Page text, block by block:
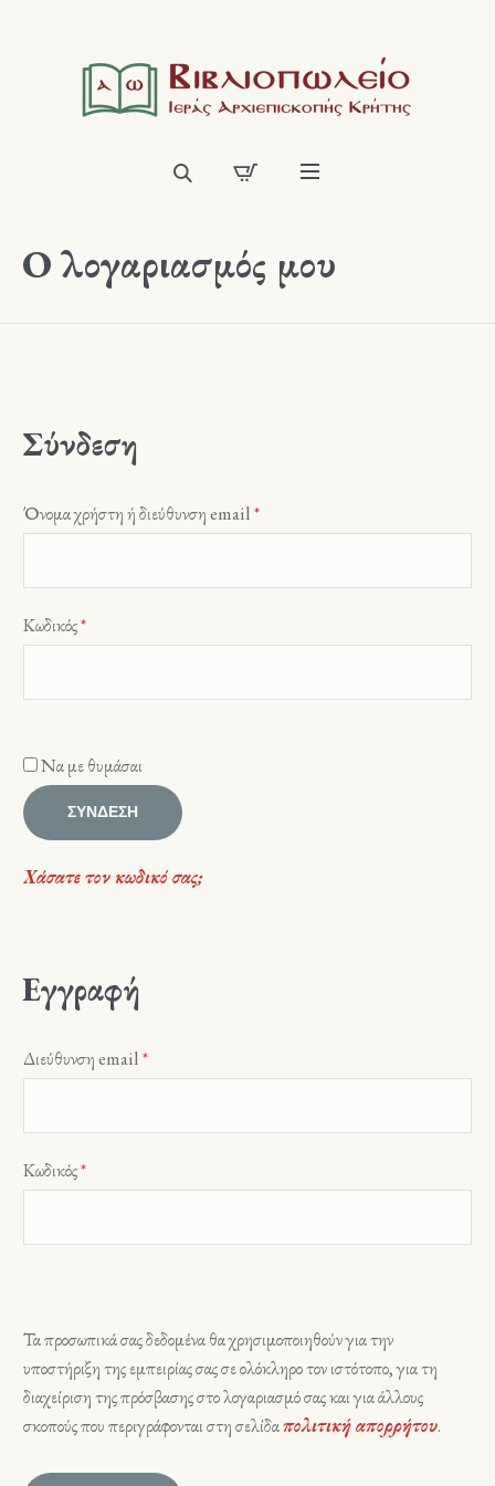
Ο λογαριασμός μου
Σύνδεση
Όνομα χρήστη ή διεύθυνση email*Απαιτείται
Κωδικός*Απαιτείται
Να με θυμάσαι
ΣΎΝΔΕΣΗ
Χάσατε τον κωδικό σας;
Εγγραφή
Διεύθυνση email*Απαιτείται
Κωδικός*Απαιτείται
Τα προσωπικά σας δεδομένα θα χρησιμοποιηθούν για την
υποστήριξη της εμπειρίας σας σε ολόκληρο τον ιστότοπο, για τη
διαχείριση της πρόσβασης στο λογαριασμό σας και για άλλους
σκοπούς που περιγράφονται στη σελίδαπολιτική απορρήτου.